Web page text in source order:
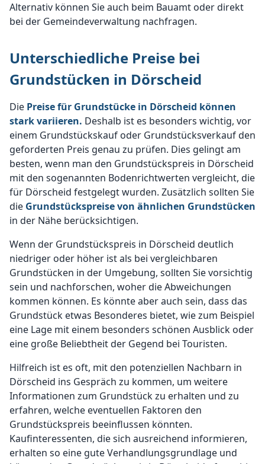
Alternativ können Sie auch beim Bauamt oder direkt
bei der Gemeindeverwaltung nachfragen.
Unterschiedliche Preise bei
Grundstücken in Dörscheid
Die Preise für Grundstücke in Dörscheid können
stark variieren. Deshalb ist es besonders wichtig, vor
einem Grundstückskauf oder Grundstücksverkauf den
geforderten Preis genau zu prüfen. Dies gelingt am
besten, wenn man den Grundstückspreis in Dörscheid
mit den sogenannten Bodenrichtwerten vergleicht, die
für Dörscheid festgelegt wurden. Zusätzlich sollten Sie
die Grundstückspreise von ähnlichen Grundstücken
in der Nähe berücksichtigen.
Wenn der Grundstückspreis in Dörscheid deutlich
niedriger oder höher ist als bei vergleichbaren
Grundstücken in der Umgebung, sollten Sie vorsichtig
sein und nachforschen, woher die Abweichungen
kommen können. Es könnte aber auch sein, dass das
Grundstück etwas Besonderes bietet, wie zum Beispiel
eine Lage mit einem besonders schönen Ausblick oder
eine große Beliebtheit der Gegend bei Touristen.
Hilfreich ist es oft, mit den potenziellen Nachbarn in
Dörscheid ins Gespräch zu kommen, um weitere
Informationen zum Grundstück zu erhalten und zu
erfahren, welche eventuellen Faktoren den
Grundstückspreis beeinflussen könnten.
Kaufinteressenten, die sich ausreichend informieren,
erhalten so eine gute Verhandlungsgrundlage und